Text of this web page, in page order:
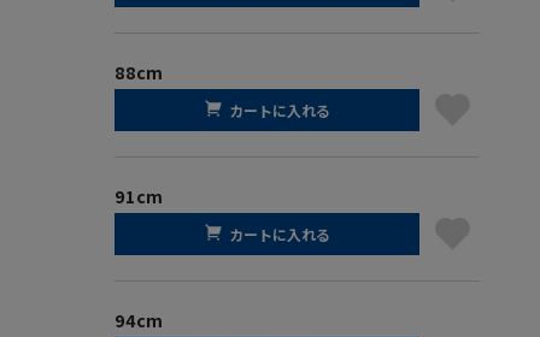
88cm
カートに入れる
91cm
カートに入れる
94cm